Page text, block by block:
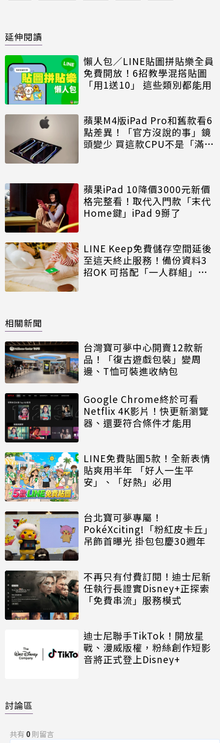
延伸閱讀
懶人包／LINE貼圖拼貼樂全員
免費開放！6招教學混搭貼圖
「用1送10」 這些類別都能用
蘋果M4版iPad Pro和舊款看6
點差異！「官方沒說的事」鏡
頭變少 買這款CPU不是「滿血
蘋果iPad 10降價3000元新價
格完整看！取代入門款「末代
Home鍵」iPad 9掰了
LINE Keep免費儲存空間延後
至這天終止服務！備份資料3
招OK 可搭配「一人群組」使
相關新聞
台灣寶可夢中心開賣12款新
品！「復古遊戲包裝」變周
邊、T恤可裝進收納包
Google Chrome終於可看
Netflix 4K影片！快更新瀏覽
器、還要符合條件才能用
LINE免費貼圖5款！全新表情
貼爽用半年 「好人一生平
安」、「好熱」必用
台北寶可夢專屬！
PokéXciting!「粉紅皮卡丘」
吊飾首曝光 掛包包慶30週年
不再只有付費訂閱！迪士尼新
任執行長證實Disney+正探索
「免費串流」服務模式
迪士尼聯手TikTok！開放星
戰、漫威版權，粉絲創作短影
音將正式登上Disney+
討論區
共有 0則留言